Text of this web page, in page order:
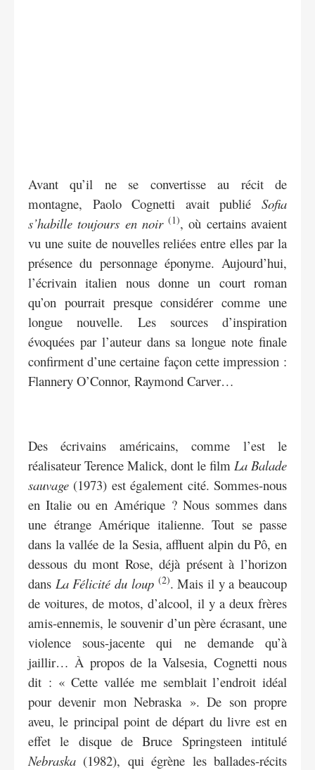
Avant qu’il ne se convertisse au récit de
montagne, Paolo Cognetti avait publié Sofia
s’habille toujours en noir (1), où certains avaient
vu une suite de nouvelles reliées entre elles par la
présence du personnage éponyme. Aujourd’hui,
l’écrivain italien nous donne un court roman
qu’on pourrait presque considérer comme une
longue nouvelle. Les sources d’inspiration
évoquées par l’auteur dans sa longue note finale
confirment d’une certaine façon cette impression :
Flannery O’Connor, Raymond Carver…
Des écrivains américains, comme l’est le
réalisateur Terence Malick, dont le film La Balade
sauvage (1973) est également cité. Sommes-nous
en Italie ou en Amérique ? Nous sommes dans
une étrange Amérique italienne. Tout se passe
dans la vallée de la Sesia, affluent alpin du Pô, en
dessous du mont Rose, déjà présent à l’horizon
dans La Félicité du loup (2). Mais il y a beaucoup
de voitures, de motos, d’alcool, il y a deux frères
amis-ennemis, le souvenir d’un père écrasant, une
violence sous-jacente qui ne demande qu’à
jaillir… À propos de la Valsesia, Cognetti nous
dit : « Cette vallée me semblait l’endroit idéal
pour devenir mon Nebraska ». De son propre
aveu, le principal point de départ du livre est en
effet le disque de Bruce Springsteen intitulé
Nebraska (1982), qui égrène les ballades-récits